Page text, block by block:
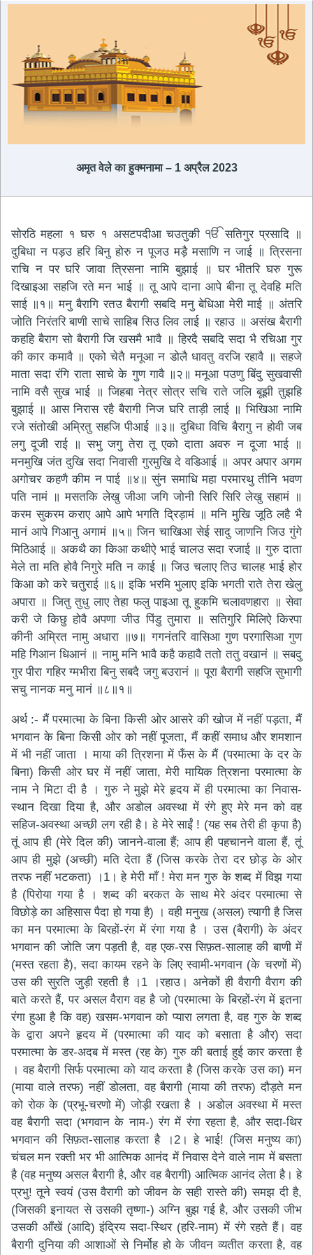
अमृत ​​वेले का हुक्मनामा – 1 अप्रैल 2023
सोरठि महला १ घरु १ असटपदीआ चउतुकी ੴ सतिगुर प्रसादि ॥
दुबिधा न पड़उ हरि बिनु होरु न पूजउ मड़ै मसाणि न जाई ॥ त्रिसना
राचि न पर घरि जावा त्रिसना नामि बुझाई ॥ घर भीतरि घरु गुरू
दिखाइआ सहजि रते मन भाई ॥ तू आपे दाना आपे बीना तू देवहि मति
साई ॥१॥ मनु बैरागि रतउ बैरागी सबदि मनु बेधिआ मेरी माई ॥ अंतरि
जोति निरंतरि बाणी साचे साहिब सिउ लिव लाई ॥ रहाउ ॥ असंख बैरागी
कहहि बैराग सो बैरागी जि खसमै भावै ॥ हिरदै सबदि सदा भै रचिआ गुर
की कार कमावै ॥ एको चेतै मनूआ न डोलै धावतु वरजि रहावै ॥ सहजे
माता सदा रंगि राता साचे के गुण गावै ॥२॥ मनूआ पउणु बिंदु सुखवासी
नामि वसै सुख भाई ॥ जिहबा नेत्र सोत्र सचि राते जलि बूझी तुझहि
बुझाई ॥ आस निरास रहै बैरागी निज घरि ताड़ी लाई ॥ भिखिआ नामि
रजे संतोखी अम्रितु सहजि पीआई ॥३॥ दुबिधा विचि बैरागु न होवी जब
लगु दूजी राई ॥ सभु जगु तेरा तू एको दाता अवरु न दूजा भाई ॥
मनमुखि जंत दुखि सदा निवासी गुरमुखि दे वडिआई ॥ अपर अपार अगम
अगोचर कहणै कीम न पाई ॥४॥ सुंन समाधि महा परमारथु तीनि भवण
पति नामं ॥ मसतकि लेखु जीआ जगि जोनी सिरि सिरि लेखु सहामं ॥
करम सुकरम कराए आपे आपे भगति द्रिड़ामं ॥ मनि मुखि जूठि लहै भै
मानं आपे गिआनु अगामं ॥५॥ जिन चाखिआ सेई सादु जाणनि जिउ गुंगे
मिठिआई ॥ अकथै का किआ कथीऐ भाई चालउ सदा रजाई ॥ गुरु दाता
मेले ता मति होवै निगुरे मति न काई ॥ जिउ चलाए तिउ चालह भाई होर
किआ को करे चतुराई ॥६॥ इकि भरमि भुलाए इकि भगती राते तेरा खेलु
अपारा ॥ जितु तुधु लाए तेहा फलु पाइआ तू हुकमि चलावणहारा ॥ सेवा
करी जे किछु होवै अपणा जीउ पिंडु तुमारा ॥ सतिगुरि मिलिऐ किरपा
कीनी अम्रित नामु अधारा ॥७॥ गगनंतरि वासिआ गुण परगासिआ गुण
महि गिआन धिआनं ॥ नामु मनि भावै कहै कहावै ततो ततु वखानं ॥ सबदु
गुर पीरा गहिर ग्मभीरा बिनु सबदै जगु बउरानं ॥ पूरा बैरागी सहजि सुभागी
सचु नानक मनु मानं ॥८॥१॥
अर्थ :- मैं परमात्मा के बिना किसी ओर आसरे की खोज में नहीं पड़ता, मैं
भगवान के बिना किसी ओर को नहीं पूजता, मैं कहीं समाध और शमशान
में भी नहीं जाता । माया की त्रिशना में फँस के मैं (परमात्मा के दर के
बिना) किसी ओर घर में नहीं जाता, मेरी मायिक त्रिशना परमात्मा के
नाम ने मिटा दी है । गुरु ने मुझे मेरे हृदय में ही परमात्मा का निवास-
स्थान दिखा दिया है, और अडोल अवस्था में रंगे हुए मेरे मन को वह
सहिज-अवस्था अच्छी लग रही है। हे मेरे साईं ! (यह सब तेरी ही कृपा है)
तूं आप ही (मेरे दिल की) जानने-वाला हैं; आप ही पहचानने वाला हैं, तूं
आप ही मुझे (अच्छी) मति देता हैं (जिस करके तेरा दर छोड़ के ओर
तरफ नहीं भटकता) ।1। हे मेरी माँ ! मेरा मन गुरु के शब्द में विझ गया
है (पिरोया गया है । शब्द की बरकत के साथ मेरे अंदर परमात्मा से
विछोड़े का अहिसास पैदा हो गया है) । वही मनुख (असल) त्यागी है जिस
का मन परमात्मा के बिरहों-रंग में रंगा गया है । उस (बैरागी) के अंदर
भगवान की जोति जग पड़ती है, वह एक-रस सिफ़त-सालाह की बाणी में
(मस्त रहता है), सदा कायम रहने के लिए स्वामी-भगवान (के चरणों में)
उस की सुरति जुड़ी रहती है ।1 ।रहाउ। अनेकों ही वैरागी वैराग की
बाते करते हैं, पर असल वैराग वह है जो (परमात्मा के बिरहों-रंग में इतना
रंगा हुआ है कि वह) खसम-भगवान को प्यारा लगता है, वह गुरु के शब्द
के द्वारा अपने हृदय में (परमात्मा की याद को बसाता है और) सदा
परमात्मा के डर-अदब में मस्त (रह के) गुरु की बताई हुई कार करता है
। वह बैरागी सिर्फ परमात्मा को याद करता है (जिस करके उस का) मन
(माया वाले तरफ) नहीं डोलता, वह बैरागी (माया की तरफ) दौड़ते मन
को रोक के (प्रभू-चरणो में) जोड़ी रखता है । अडोल अवस्था में मस्त
वह बैरागी सदा (भगवान के नाम-) रंग में रंगा रहता है, और सदा-थिर
भगवान की सिफ़त-सालाह करता है ।2। हे भाई! (जिस मनुष्य का)
चंचल मन रक्ती भर भी आत्मिक आनंद में निवास देने वाले नाम में बसता
है (वह मनुष्य असल बैरागी है, और वह बैरागी) आत्मिक आनंद लेता है। हे
प्रभु! तूने स्वयं (उस वैरागी को जीवन के सही रास्ते की) समझ दी है,
(जिसकी इनायत से उसकी तृष्णा-) अग्नि बुझ गई है, और उसकी जीभ
उसकी आँखें (आदि) इंद्रिय सदा-स्थिर (हरि-नाम) में रंगे रहते हैं। वह
बैरागी दुनिया की आशाओं से निर्मोह हो के जीवन व्यतीत करता है, वह